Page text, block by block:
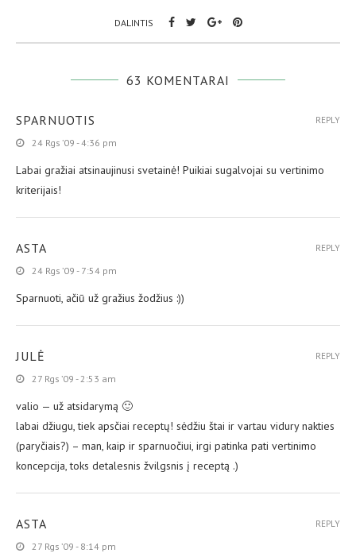
DALINTIS
63 KOMENTARAI
SPARNUOTIS
24 Rgs ’09 - 4:36 pm
Labai gražiai atsinaujinusi svetainė! Puikiai sugalvojai su vertinimo
kriterijais!
REPLY
ASTA
24 Rgs ’09 - 7:54 pm
Sparnuoti, ačiū už gražius žodžius :))
REPLY
JULĖ
27 Rgs ’09 - 2:53 am
valio — už atsidarymą 🙂
labai džiugu, tiek apsčiai receptų! sėdžiu štai ir vartau vidury nakties
(paryčiais?) – man, kaip ir sparnuočiui, irgi patinka pati vertinimo
koncepcija, toks detalesnis žvilgsnis į receptą .)
REPLY
ASTA
27 Rgs ’09 - 8:14 pm
REPLY